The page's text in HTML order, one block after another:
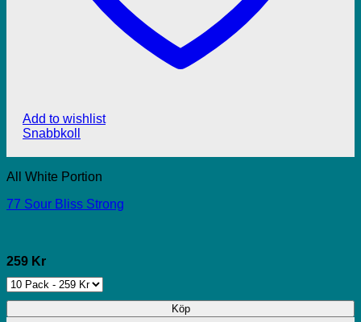
Add to wishlist
Snabbkoll
All White Portion
77 Sour Bliss Strong
259 Kr
Köp